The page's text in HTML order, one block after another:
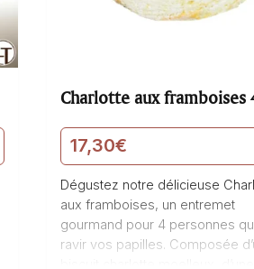
Charlotte aux framboises 4
17,30€
Dégustez notre délicieuse
aux framboises, un entremet
gourmand pour 4 personnes
ravir vos papilles. Composée